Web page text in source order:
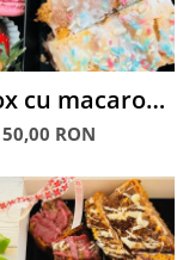
cu macarons
glasate în
RON